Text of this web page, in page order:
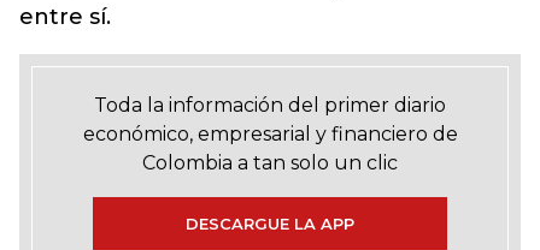
entre sí.
Toda la información del primer diario
económico, empresarial y financiero de
Colombia a tan solo un clic
DESCARGUE LA APP